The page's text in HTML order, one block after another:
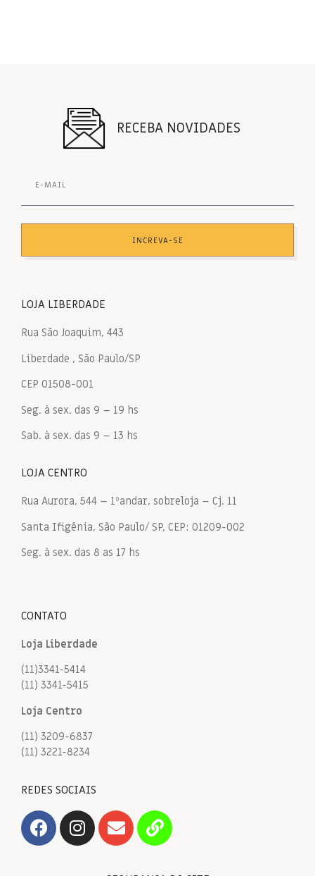
RECEBA NOVIDADES
INCREVA-SE
LOJA LIBERDADE
Rua São Joaquim, 443
Liberdade , São Paulo/SP
CEP 01508-001
Seg. à sex. das 9 – 19 hs
Sab. à sex. das 9 – 13 hs
LOJA CENTRO
Rua Aurora, 544 – 1ºandar, sobreloja – Cj. 11
Santa Ifigênia, São Paulo/ SP, CEP: 01209-002
Seg. à sex. das 8 as 17 hs
CONTATO
Loja Liberdade
(11)3341-5414
(11) 3341-5415
Loja Centro
(11) 3209-6837
(11) 3221-8234
REDES SOCIAIS